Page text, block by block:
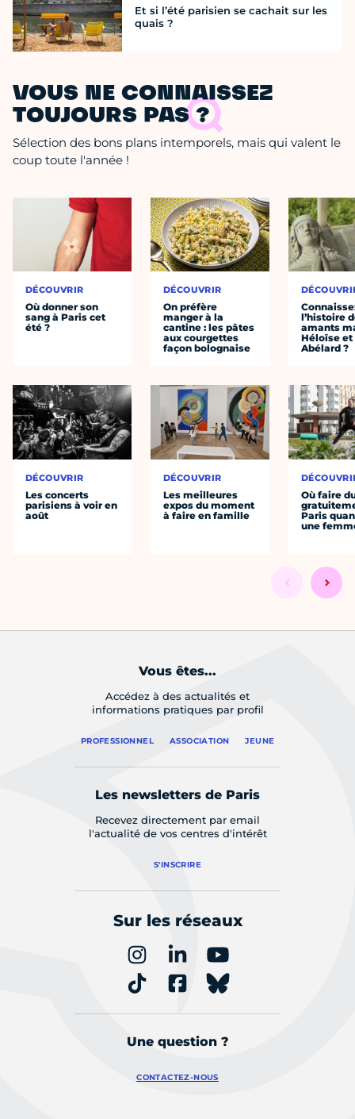
Et si l’été parisien se cachait sur les
quais ?
VOUS NE CONNAISSEZ
TOUJOURS PAS ?
Sélection des bons plans intemporels, mais qui valent le
coup toute l'année !
DÉCOUVRIR
Où donner son
sang à Paris cet
été ?
DÉCOUVRIR
Les concerts
parisiens à voir en
août
DÉCOUVRIR
On préfère
manger à la
cantine : les pâtes
aux courgettes
façon bolognaise
DÉCOUVRIR
Les meilleures
expos du moment
à faire en famille
l’histoire
amants
Héloïse et
Abélard ?
Où faire
Paris
une
Vous êtes...
Accédez à des actualités et
informations pratiques par profil
PROFESSIONNEL ASSOCIATION JEUNE
Les newsletters de Paris
Recevez directement par email
l'actualité de vos centres d'intérêt
S'INSCRIRE
Sur les réseaux
Une question ?
CONTACTEZ-NOUS